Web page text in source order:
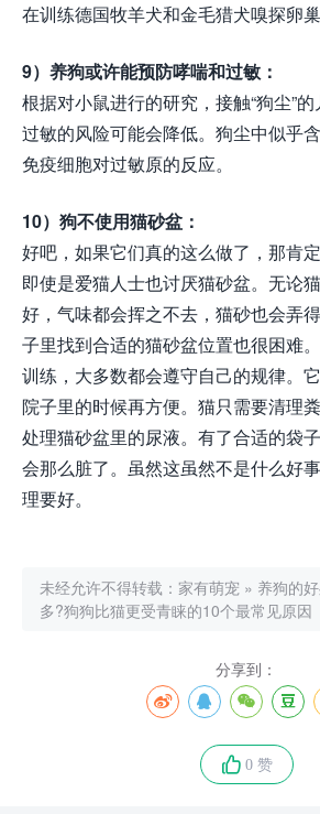
在训练德国牧羊犬和金毛猎犬嗅探卵巢
9）养狗或许能预防哮喘和过敏：
根据对小鼠进行的研究，接触“狗尘”
过敏的风险可能会降低。狗尘中似乎
免疫细胞对过敏原的反应。
10）狗不使用猫砂盆：
好吧，如果它们真的这么做了，那肯
即使是爱猫人士也讨厌猫砂盆。无论
好，气味都会挥之不去，猫砂也会弄
子里找到合适的猫砂盆位置也很困难
训练，大多数都会遵守自己的规律。
院子里的时候再方便。猫只需要清理
处理猫砂盆里的尿液。有了合适的袋
会那么脏了。虽然这虽然不是什么好
理要好。
未经允许不得转载： 家有萌宠 » 养狗的
多?狗狗比猫更受青睐的10个最常见原因
分享到：
0 赞